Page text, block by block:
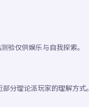
验仅供娱乐与自我探索。
分理论派玩家的理解方式。